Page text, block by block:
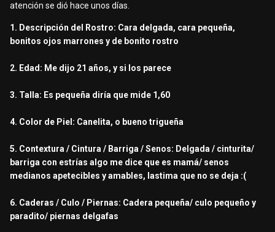
atención se dió hace unos días.
1. Descripción del Rostro: Cara delgada, cara pequeña,
bonitos ojos marrones y de bonito rostro
2. Edad: Me dijo 21 años, y si los parece
3. Talla: Es pequeña diría que mide 1,60
4. Color de Piel: Canelita, o bueno trigueña
5. Contextura / Cintura / Barriga / Senos: Delgada / cinturita/
barriga con estrías algo me dice que es mamá/ senos
medianos apetecibles y amables, lastima que no se deja :(
6. Caderas / Culo / Piernas: Cadera pequeña/ culo pequeño y
paradito/ piernas delgafas